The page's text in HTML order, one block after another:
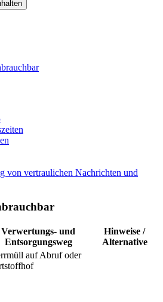
von vertraulichen Nachrichten und
Verwertungs- und
Entsorgungsweg
Hinweise /
Alternative
auf Abruf oder